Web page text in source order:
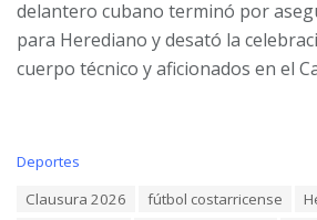
delantero cubano terminó por
para Herediano y desató la
cuerpo técnico y aficionados en el
C
Deportes
Clausura 2026 fútbol costarricense